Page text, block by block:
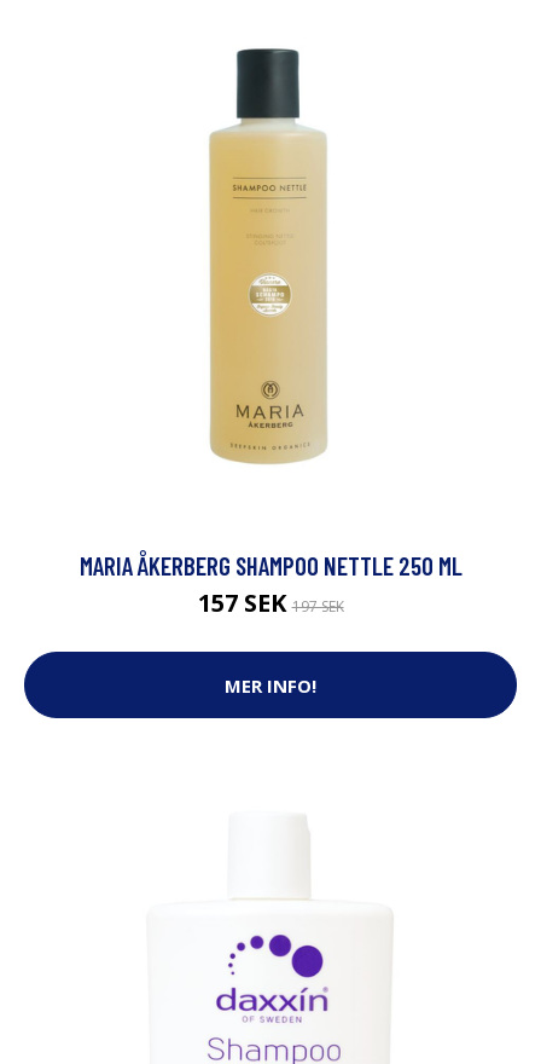
MARIA ÅKERBERG SHAMPOO NETTLE 250 ML
157 SEK197 SEK
MER INFO!